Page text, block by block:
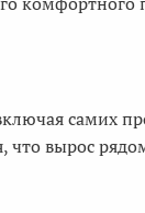
самих
вырос